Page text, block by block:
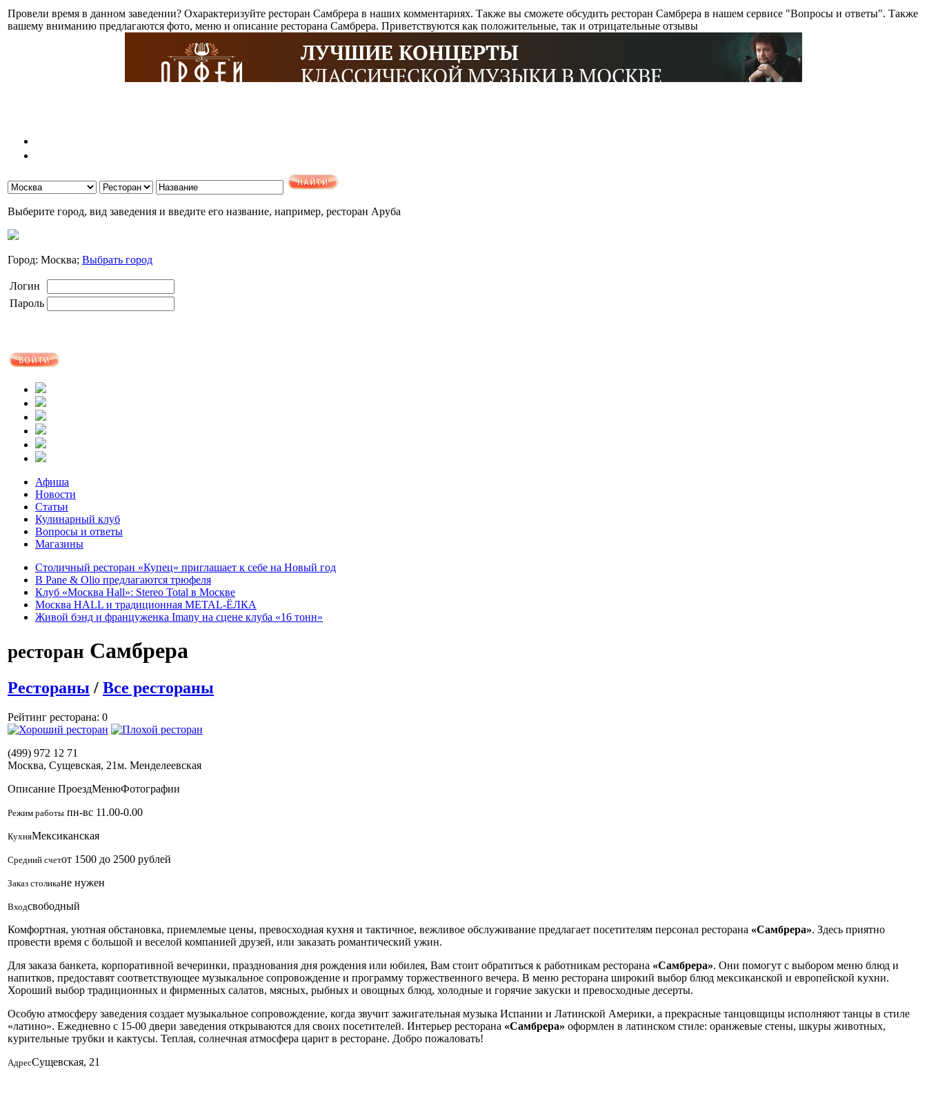
Провели время в данном заведении? Охарактеризуйте ресторан Самбрера в наших комментариях. Также вы сможете обсудить ресторан Самбрера в нашем сервисе "Вопросы и ответы". Также
вашему вниманию предлагаются фото, меню и описание ресторана Самбрера. Приветствуются как положительные, так и отрицательные отзывы
Выберите город, вид заведения и введите его название, например, ресторан Аруба
Город: Москва; Выбрать город
Логин
Пароль
Афиша
Новости
Статьи
Кулинарный клуб
Вопросы и ответы
Магазины
Столичный ресторан «Купец» приглашает к себе на Новый год
В Pane & Olio предлагаются трюфеля
Клуб «Москва Hall»: Stereo Total в Москве
Москва HALL и традиционная METAL-ЁЛКА
Живой бэнд и француженка Imany на сцене клуба «16 тонн»
ресторан Самбрера
Рестораны / Все рестораны
Рейтинг ресторана: 0
(499) 972 12 71
Москва, Сущевская, 21м. Менделеевская
Описание ПроездМенюФотографии
Режим работы пн-вс 11.00-0.00
КухняМексиканская
Средний счетот 1500 до 2500 рублей
Заказ столикане нужен
Входсвободный
Комфортная, уютная обстановка, приемлемые цены, превосходная кухня и тактичное, вежливое обслуживание предлагает посетителям персонал ресторана «Самбрера». Здесь приятно
провести время с большой и веселой компанией друзей, или заказать романтический ужин.
Для заказа банкета, корпоративной вечеринки, празднования дня рождения или юбилея, Вам стоит обратиться к работникам ресторана «Самбрера». Они помогут с выбором меню блюд и
напитков, предоставят соответствующее музыкальное сопровождение и программу торжественного вечера. В меню ресторана широкий выбор блюд мексиканской и европейской кухни.
Хороший выбор традиционных и фирменных салатов, мясных, рыбных и овощных блюд, холодные и горячие закуски и превосходные десерты.
Особую атмосферу заведения создает музыкальное сопровождение, когда звучит зажигательная музыка Испании и Латинской Америки, а прекрасные танцовщицы исполняют танцы в стиле
«латино». Ежедневно с 15-00 двери заведения открываются для своих посетителей. Интерьер ресторана «Самбрера» оформлен в латинском стиле: оранжевые стены, шкуры животных,
курительные трубки и кактусы. Теплая, солнечная атмосфера царит в ресторане. Добро пожаловать!
АдресСущевская, 21